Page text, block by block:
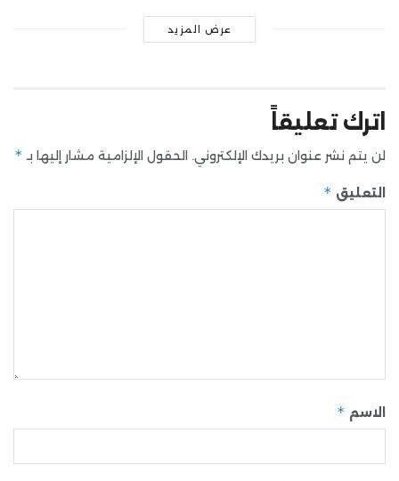
عرض المزيد
اترك تعليقاً
لن يتم نشر عنوان بريدك الإلكتروني. الحقول الإلزامية مشار إليها بـ *
التعليق *
الاسم *